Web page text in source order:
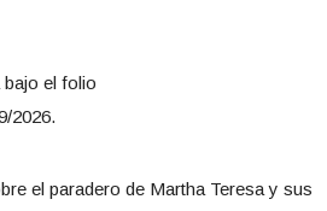
bajo el folio
2026.
el paradero de Martha Teresa y sus